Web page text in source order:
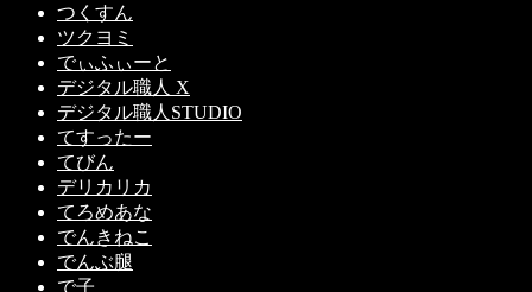
つくすん
ツクヨミ
でぃふぃーと
デジタル職人 X
デジタル職人STUDIO
てすったー
てびん
デリカリカ
てろめあな
でんきねこ
でんぶ腿
で子